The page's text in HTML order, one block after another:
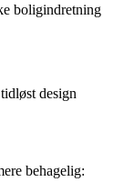
boligindretning
design
behagelig: